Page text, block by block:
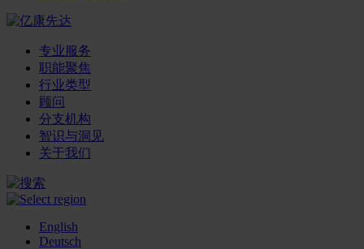
专业服务
职能聚焦
行业类型
顾问
分支机构
智识与洞见
关于我们
English
Deutsch